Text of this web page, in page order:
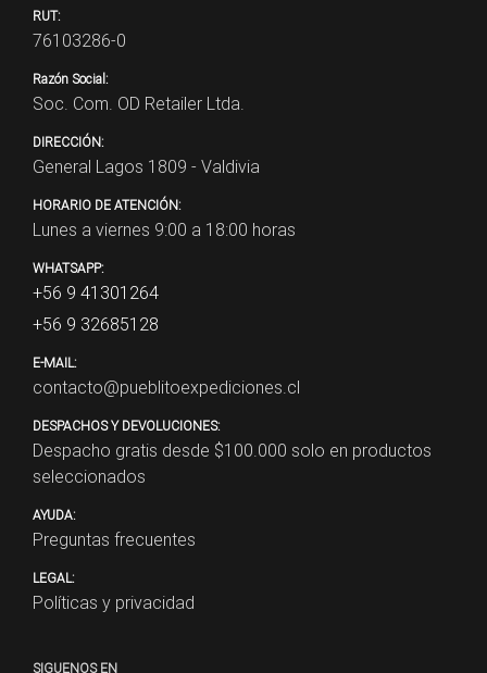
RUT:
76103286-0
Razón Social:
Soc. Com. OD Retailer Ltda.
DIRECCIÓN:
General Lagos 1809 - Valdivia
HORARIO DE ATENCIÓN:
Lunes a viernes 9:00 a 18:00 horas
WHATSAPP:
+56 9 41301264
+56 9 32685128
E-MAIL:
contacto@pueblitoexpediciones.cl
DESPACHOS Y DEVOLUCIONES:
Despacho gratis desde $100.000 solo en productos
seleccionados
AYUDA:
Preguntas frecuentes
LEGAL:
Políticas y privacidad
SIGUENOS EN